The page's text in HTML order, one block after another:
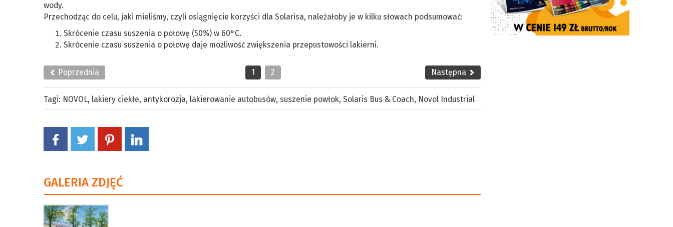
wody.
Przechodząc do celu, jaki mieliśmy, czyli osiągnięcie korzyści dla Solarisa, należałoby je w kilku słowach podsumować:
Skrócenie czasu suszenia o połowę (50%) w 60°C.
Skrócenie czasu suszenia o połowę daje możliwość zwiększenia przepustowości lakierni.
Poprzednia 1 2 Następna
Tagi: NOVOL, lakiery ciekłe, antykorozja, lakierowanie autobusów, suszenie powłok, Solaris Bus & Coach, Novol Industrial
GALERIA ZDJĘĆ